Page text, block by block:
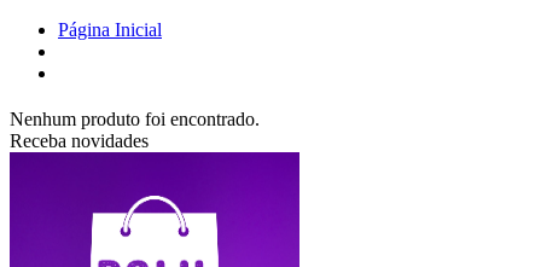
Página Inicial
Nenhum produto foi encontrado.
Receba novidades